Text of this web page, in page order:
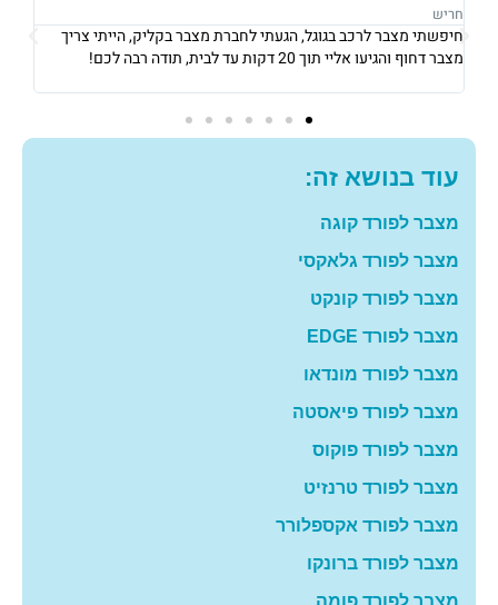
נתניה
אני גרה בנתניה, אני פשוט הייתי חייבת מצבר כדי לצאת לעבודה ב8
בבוקר, הגיעו אליי תוך 10 דקות והחליפו לי מצבר עם מחיר מאוד הוגן!
עוד בנושא זה:
מצבר לפורד קוגה
מצבר לפורד גלאקסי
מצבר לפורד קונקט
מצבר לפורד EDGE
מצבר לפורד מונדאו
מצבר לפורד פיאסטה
מצבר לפורד פוקוס
מצבר לפורד טרנזיט
מצבר לפורד אקספלורר
מצבר לפורד ברונקו
מצבר לפורד פומה